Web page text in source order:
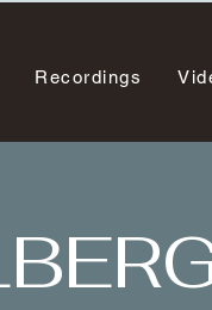
Recordings